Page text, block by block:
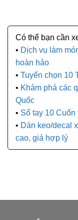
Dịch vụ làm
hoàn hảo
Tuyển chọn 10
Khám phá các
Quốc
Sổ tay 10
Dán keo/decal
cao, giá hợp lý